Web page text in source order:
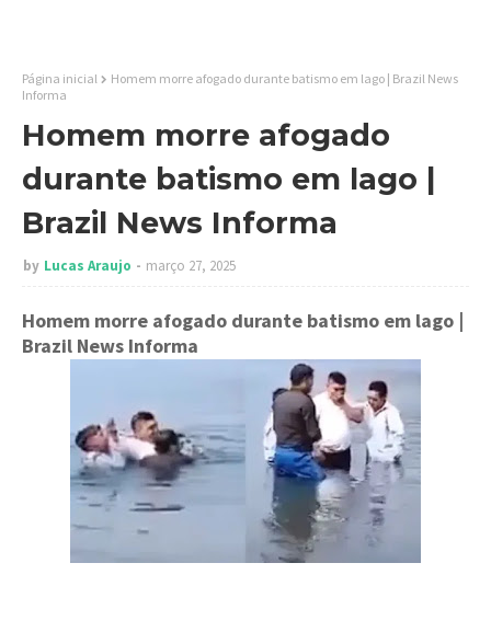
Página inicial
Homem morre afogado durante batismo em lago | Brazil News
Informa
Homem morre afogado
durante batismo em lago |
Brazil News Informa
by Lucas Araujo março 27, 2025
Homem morre afogado durante batismo em lago |
Brazil News Informa